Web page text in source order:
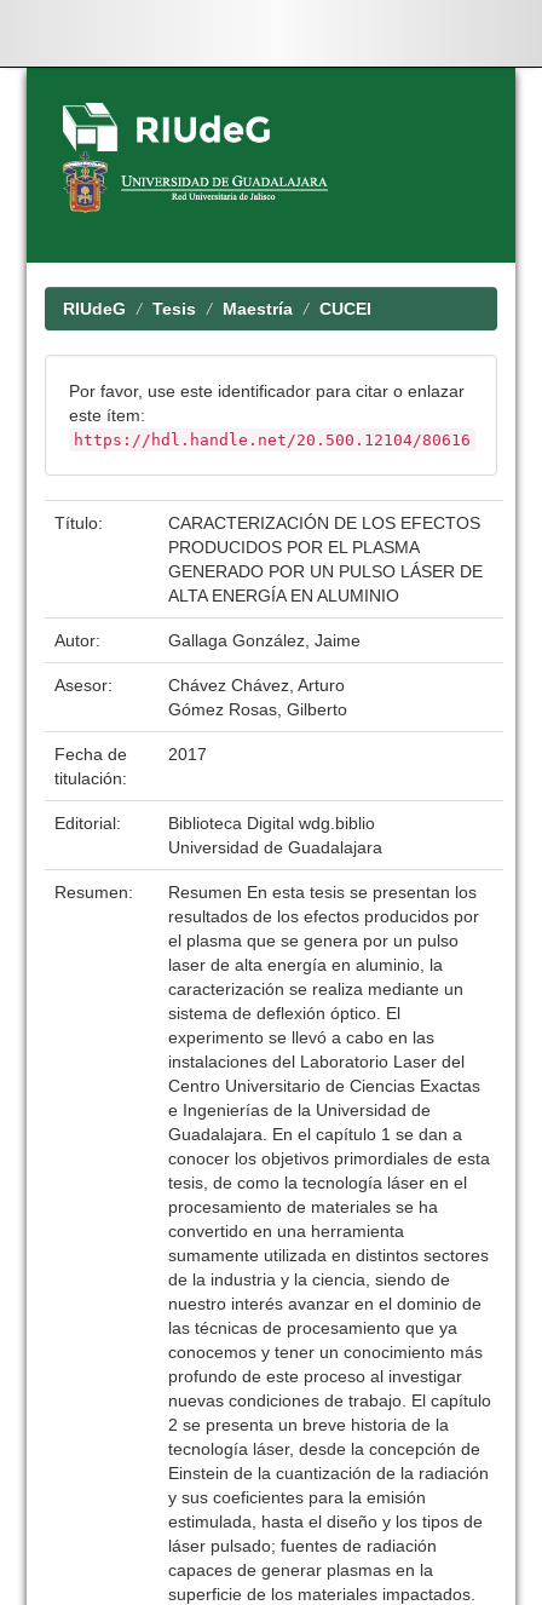
Skip
navigation
RIUdeG Tesis Maestría CUCEI
Por favor, use este identificador para citar o enlazar
este ítem:
https://hdl.handle.net/20.500.12104/80616
Título:
CARACTERIZACIÓN DE LOS EFECTOS
PRODUCIDOS POR EL PLASMA
GENERADO POR UN PULSO LÁSER DE
ALTA ENERGÍA EN ALUMINIO
Autor: Gallaga González, Jaime
Asesor:
Chávez Chávez, Arturo
Gómez Rosas, Gilberto
Fecha de
titulación:
2017
Editorial:
Biblioteca Digital wdg.biblio
Universidad de Guadalajara
Resumen:
Resumen En esta tesis se presentan los
resultados de los efectos producidos por
el plasma que se genera por un pulso
laser de alta energía en aluminio, la
caracterización se realiza mediante un
sistema de deflexión óptico. El
experimento se llevó a cabo en las
instalaciones del Laboratorio Laser del
Centro Universitario de Ciencias Exactas
e Ingenierías de la Universidad de
Guadalajara. En el capítulo 1 se dan a
conocer los objetivos primordiales de esta
tesis, de como la tecnología láser en el
procesamiento de materiales se ha
convertido en una herramienta
sumamente utilizada en distintos sectores
de la industria y la ciencia, siendo de
nuestro interés avanzar en el dominio de
las técnicas de procesamiento que ya
conocemos y tener un conocimiento más
profundo de este proceso al investigar
nuevas condiciones de trabajo. El capítulo
2 se presenta un breve historia de la
tecnología láser, desde la concepción de
Einstein de la cuantización de la radiación
y sus coeficientes para la emisión
estimulada, hasta el diseño y los tipos de
láser pulsado; fuentes de radiación
capaces de generar plasmas en la
superficie de los materiales impactados.